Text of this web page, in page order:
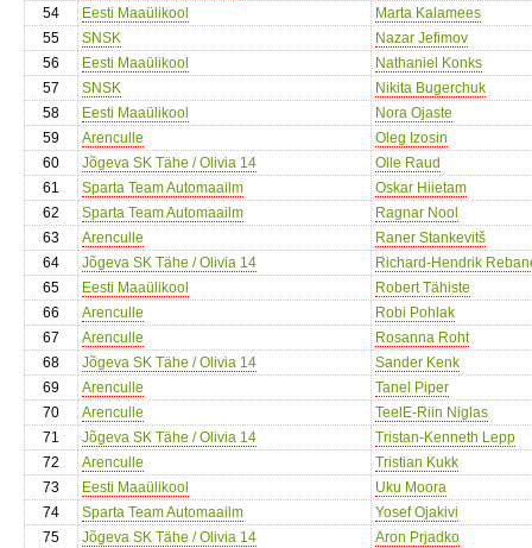
54
Eesti Maaülikool
Marta Kalamees
55
SNSK
Nazar Jefimov
56
Eesti Maaülikool
Nathaniel Konks
57
SNSK
Nikita Bugerchuk
58
Eesti Maaülikool
Nora Ojaste
59
Arenculle
Oleg Izosin
60
Jõgeva SK Tähe / Olivia 14
Olle Raud
61
Sparta Team Automaailm
Oskar Hiietam
62
Sparta Team Automaailm
Ragnar Nool
63
Arenculle
Raner Stankevitš
64
Jõgeva SK Tähe / Olivia 14
Richard-Hendrik
65
Eesti Maaülikool
Robert Tähiste
66
Arenculle
Robi Pohlak
67
Arenculle
Rosanna Roht
68
Jõgeva SK Tähe / Olivia 14
Sander Kenk
69
Arenculle
Tanel Piper
70
Arenculle
TeelE-Riin Niglas
71
Jõgeva SK Tähe / Olivia 14
Tristan-Kenneth Lepp
72
Arenculle
Tristian Kukk
73
Eesti Maaülikool
Uku Moora
74
Sparta Team Automaailm
Yosef Ojakivi
75
Jõgeva SK Tähe / Olivia 14
Aron Prjadko